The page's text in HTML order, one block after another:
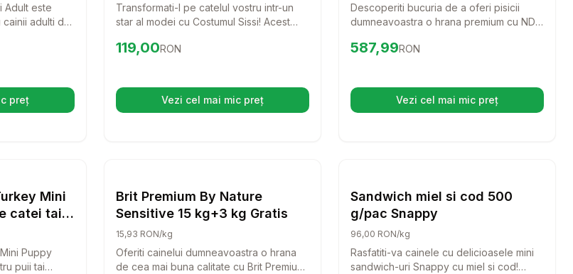
Adult este
adulti de
calitate,
preț într-o filă nouă)
Transformati-l pe catelul vostru intr-un
star al modei cu Costumul Sissi! Acest
stil chic, ideal pentru zilele racoroase.
Preț:119.00
119,00RON
Vezi cel mai mic preț(se deschide într-o filă nouă)
Descoperiti bucuria de a oferi pisicii
dumneavoastra o hrana premium cu ND
Kitten! Aceasta formula delicioasa,
dezvoltarea sanatoasa a puiului
dumneavoastra de pisica.
Preț: 587.99 RON
587,99RON
Vezi cel mai mic preț(se deschide într-o filă
Caini
Mini
catei taie
Puppy
puii tai
Brit Premium By Nature
Sensitive 15 kg+3 kg Gratis
15,93 RON/kg
Oferiti cainelui dumneavoastra o hrana
de cea mai buna calitate cu Brit Premium
Sandwich miel si cod 500
g/pac Snappy
96,00 RON/kg
Rasfatiti-va cainele cu delicioasele mini
sandwich-uri Snappy cu miel si cod!